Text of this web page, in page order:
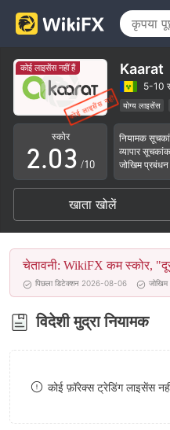
कोई लाइसेंस नहीं हैं Kaarat
5-10
योग्य लाइसेंस
स्कोर
0
1
2
3
4
5
6
7
8
9
.0
1
2
3
4
5
6
7
0
1
2
3
4
5
6
7
8
9
/10
नियामक
व्यापार सूचकांक
जोखिम
खाता खोलें
चेतावनी: WikiFX कम स्कोर,
पिछला डिटेक्शन 2026-08-06 जोखिम
विदेशी मुद्रा नियामक
कोई फ़ॉरेक्स ट्रेडिंग लाइसेंस